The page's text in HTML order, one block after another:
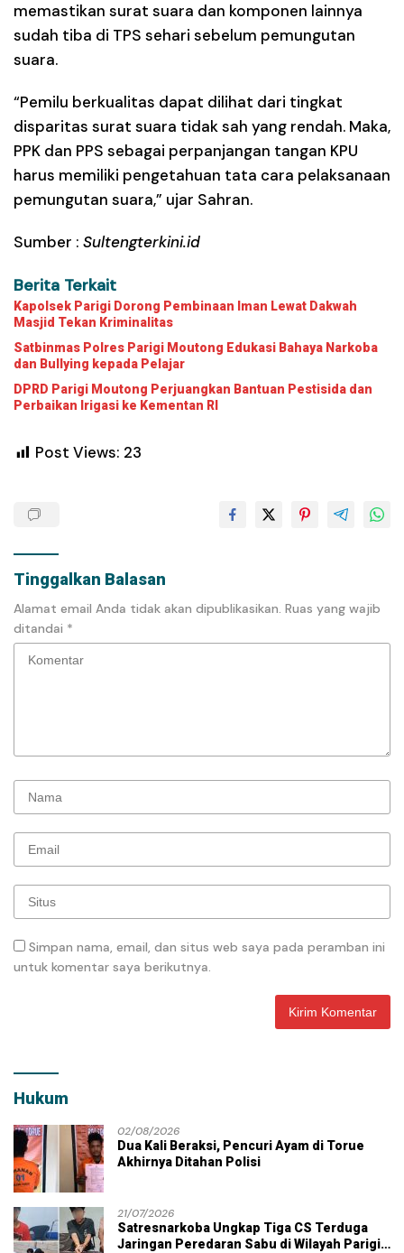
memastikan surat suara dan komponen lainnya
sudah tiba di TPS sehari sebelum pemungutan
suara.
“Pemilu berkualitas dapat dilihat dari tingkat
disparitas surat suara tidak sah yang rendah. Maka,
PPK dan PPS sebagai perpanjangan tangan KPU
harus memiliki pengetahuan tata cara pelaksanaan
pemungutan suara,” ujar Sahran.
Sumber : Sultengterkini.id
Berita Terkait
Kapolsek Parigi Dorong Pembinaan Iman Lewat Dakwah
Masjid Tekan Kriminalitas
Satbinmas Polres Parigi Moutong Edukasi Bahaya Narkoba
dan Bullying kepada Pelajar
DPRD Parigi Moutong Perjuangkan Bantuan Pestisida dan
Perbaikan Irigasi ke Kementan RI
Post Views: 23
Tinggalkan Balasan
Alamat email Anda tidak akan dipublikasikan. Ruas yang wajib
ditandai *
Simpan nama, email, dan situs web saya pada peramban ini
untuk komentar saya berikutnya.
Hukum
02/08/2026
Dua Kali Beraksi, Pencuri Ayam di Torue
Akhirnya Ditahan Polisi
21/07/2026
Satresnarkoba Ungkap Tiga CS Terduga
Jaringan Peredaran Sabu di Wilayah Parigi